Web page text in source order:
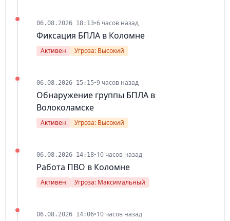
06.08.2026 18:13•6 часов назад
Фиксация БПЛА в Коломне
Активен Угроза: Высокий
06.08.2026 15:15•9 часов назад
Обнаружение группы БПЛА в
Волоколамске
Активен Угроза: Высокий
06.08.2026 14:18•10 часов назад
Работа ПВО в Коломне
Активен Угроза: Максимальный
06.08.2026 14:06•10 часов назад